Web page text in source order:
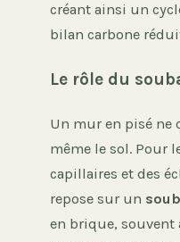
créant ainsi un
bilan carbone
Le rôle du
Un mur en pisé ne
même le sol. Pour
capillaires et des
repose sur un
en brique, souvent